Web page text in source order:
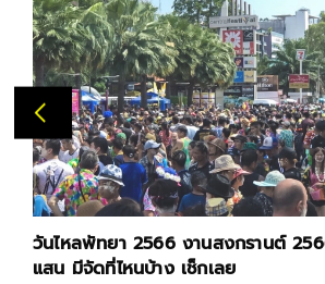
วันไหลพัทยา 2566 งานสงกรานต์
แสน มีจัดที่ไหนบ้าง เช็กเลย